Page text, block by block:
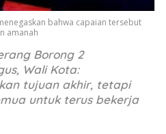
bahwa capaian tersebut
amanah
Borong 2
Wali Kota:
tujuan akhir, tetapi
untuk terus bekerja